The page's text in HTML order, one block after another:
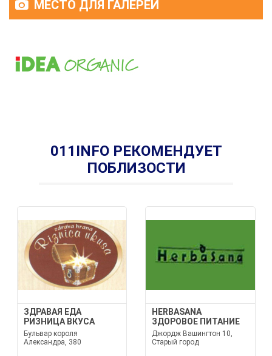
МЕСТО ДЛЯ ГАЛЕРЕИ
011INFO РЕКОМЕНДУЕТ
ПОБЛИЗОСТИ
ЗДРАВАЯ ЕДА
РИЗНИЦА ВКУСА
Бульвар короля
Александра, 380
HERBASANA
ЗДОРОВОЕ ПИТАНИЕ
Джордж Вашингтон 10,
Старый город